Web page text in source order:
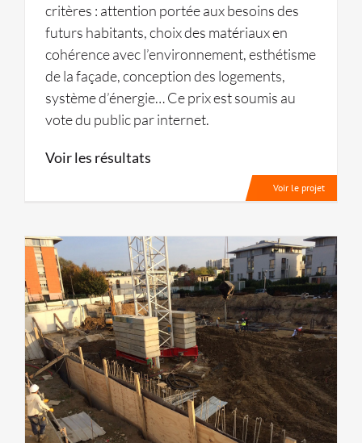
critères : attention portée aux besoins des
futurs habitants, choix des matériaux en
cohérence avec l’environnement, esthétisme
de la façade, conception des logements,
système d’énergie… Ce prix est soumis au
vote du public par internet.
Voir les résultats
Voir le projet